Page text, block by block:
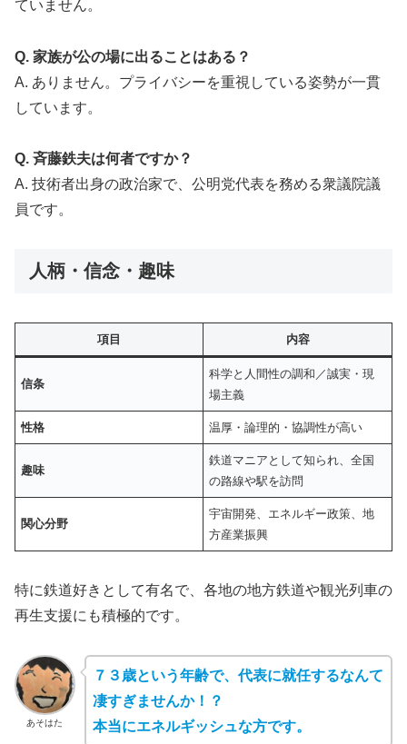
ていません。
Q. 家族が公の場に出ることはある？
A. ありません。プライバシーを重視している姿勢が一貫
しています。
Q. 斉藤鉄夫は何者ですか？
A. 技術者出身の政治家で、公明党代表を務める衆議院議
員です。
人柄・信念・趣味
項目 内容
信条
科学と人間性の調和／誠実・現
場主義
性格 温厚・論理的・協調性が高い
趣味
鉄道マニアとして知られ、全国
の路線や駅を訪問
関心分野
宇宙開発、エネルギー政策、地
方産業振興
特に鉄道好きとして有名で、各地の地方鉄道や観光列車の
再生支援にも積極的です。
あそはた
７３歳という年齢で、代表に就任するなんて
凄すぎませんか！？
本当にエネルギッシュな方です。